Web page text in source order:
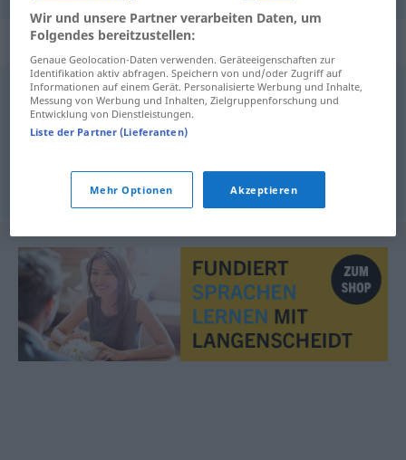
Synonyme für "einhalten"
(Versprechen) halten (auch figurativ)
© OpenThesaurus.de
Wir und unsere Partner verarbeiten Daten, um
Folgendes bereitzustellen:
Genaue Geolocation-Daten verwenden. Geräteeigenschaften zur
Identifikation aktiv abfragen. Speichern von und/oder Zugriff auf
Informationen auf einem Gerät. Personalisierte Werbung und Inhalte,
Messung von Werbung und Inhalten, Zielgruppenforschung und
Entwicklung von Dienstleistungen.
Liste der Partner (Lieferanten)
Mehr Optionen Akzeptieren